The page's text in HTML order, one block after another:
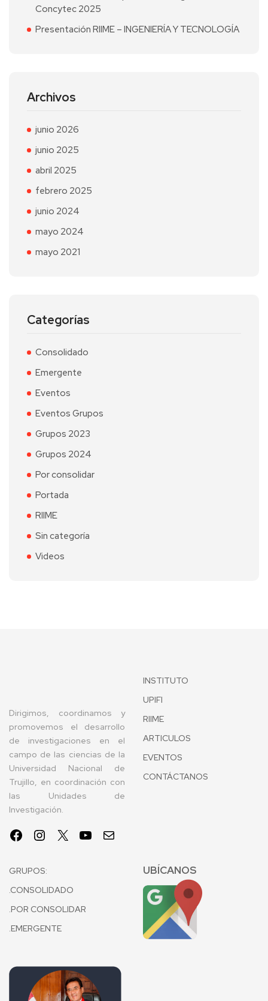
Concytec 2025
Presentación RIIME – INGENIERÍA Y TECNOLOGÍA
Archivos
junio 2026
junio 2025
abril 2025
febrero 2025
junio 2024
mayo 2024
mayo 2021
Categorías
Consolidado
Emergente
Eventos
Eventos Grupos
Grupos 2023
Grupos 2024
Por consolidar
Portada
RIIME
Sin categoría
Videos
Dirigimos, coordinamos y
promovemos el desarrollo
de investigaciones en el
campo de las ciencias de la
Universidad Nacional de
Trujillo, en coordinación con
las Unidades de
Investigación.
INSTITUTO
UPIFI
RIIME
ARTICULOS
EVENTOS
CONTÁCTANOS
GRUPOS:
.CONSOLIDADO
.POR CONSOLIDAR
.EMERGENTE
UBÍCANOS